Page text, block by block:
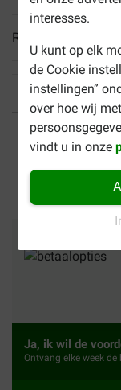
interesses.
U kunt op elk
de Cookie
instellingen”
over hoe wij
vindt u in onze
Reviews
Tot 40%
Ja, ik wil de
Ontvang elke week